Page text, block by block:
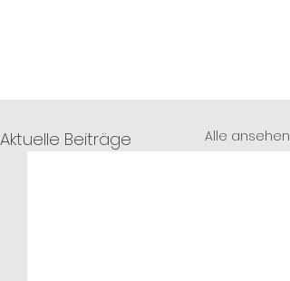
Aktuelle Beiträge Alle ansehen